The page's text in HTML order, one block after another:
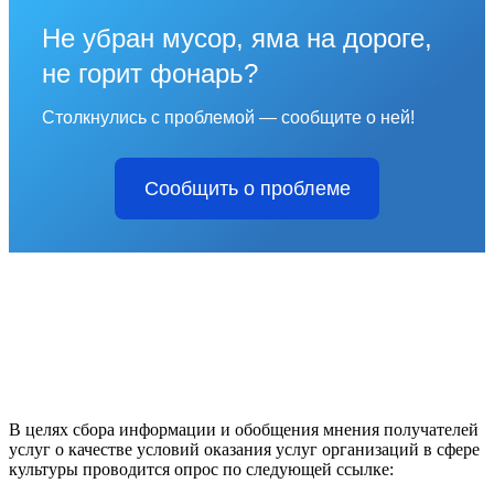
Не убран мусор, яма на дороге,
не горит фонарь?
Столкнулись с проблемой — сообщите о ней!
Сообщить о проблеме
В целях сбора информации и обобщения мнения получателей
услуг о качестве условий оказания услуг организаций в сфере
культуры проводится опрос по следующей ссылке: